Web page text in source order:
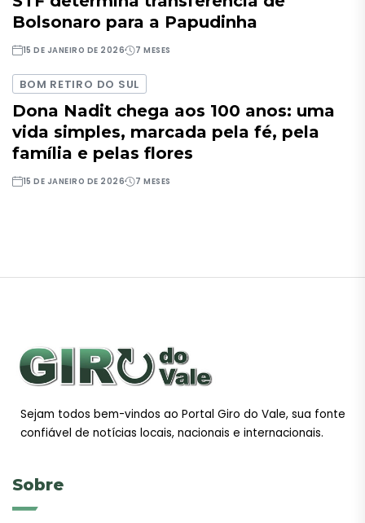
Bolsonaro para a Papudinha
15 DE JANEIRO DE 2026 7 MESES
BOM RETIRO DO SUL
Dona Nadit chega aos 100 anos: uma
vida simples, marcada pela fé, pela
família e pelas flores
15 DE JANEIRO DE 2026 7 MESES
Sejam todos bem-vindos ao Portal Giro do Vale, sua fonte
confiável de notícias locais, nacionais e internacionais.
Sobre